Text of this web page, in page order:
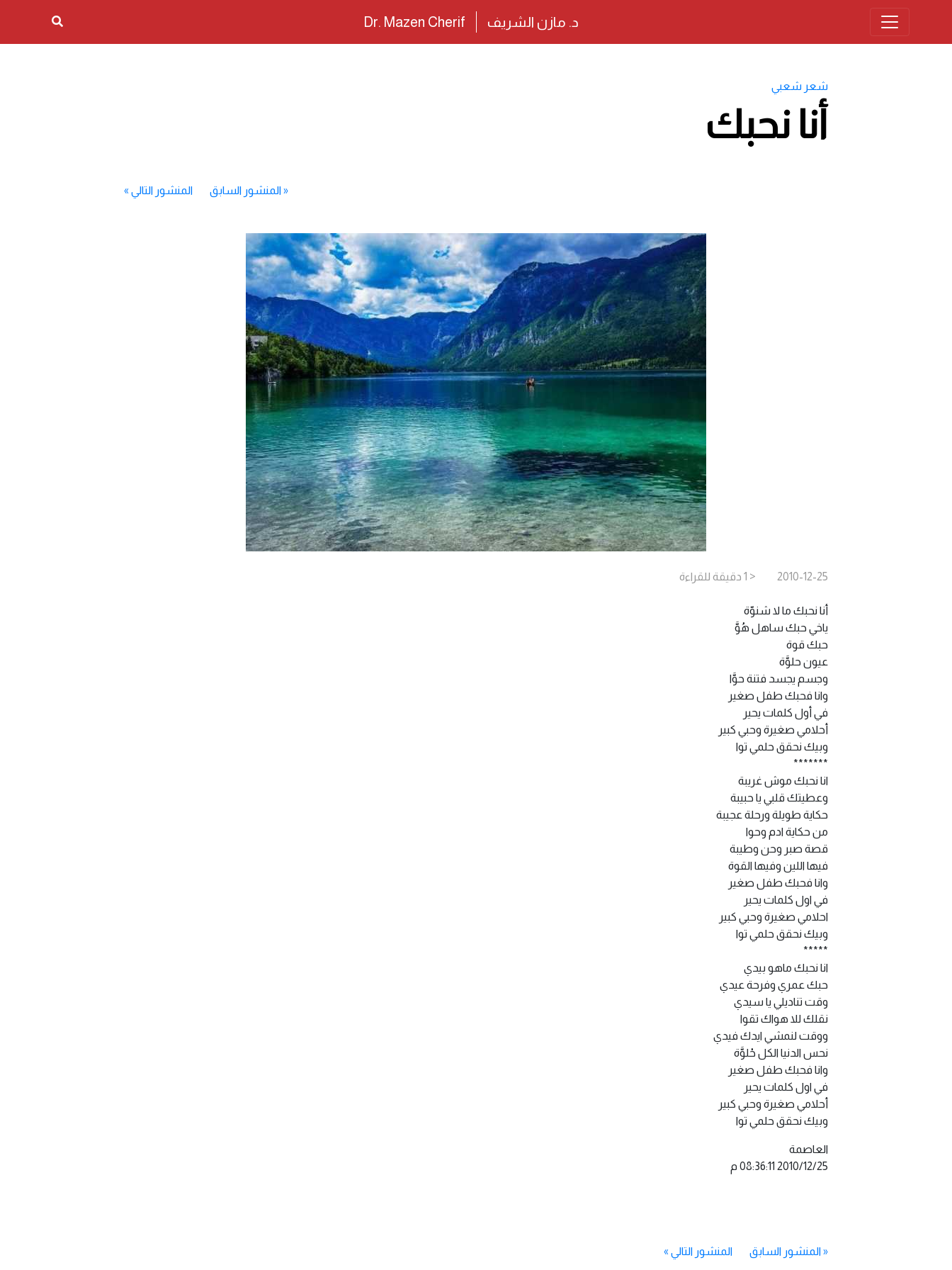
د. مازن الشريف Dr. Mazen Cherif
شعر شعبي
أنا نحبك
«المنشور السابق المنشور التالي »
2010-12-25
< 1 دقيقة للقراءة
أنا نحبك ما لا شنوّة
ياخي حبك ساهل هُوَّ
حبك قوة
عيون حلوَّة
وجسم يجسد فتنة حوَّا
وانا فحبك طفل صغير
في أول كلمات يحير
أحلامي صغيرة وحبي كبير
وبيك نحقق حلمي توا
*******
انا نحبك موش غريبة
وعطيتك قلبي يا حبيبة
حكاية طويلة ورحلة عجيبة
من حكاية ادم وحوا
قصة صبر وحن وطيبة
فيها اللين وفيها القوة
وانا فحبك طفل صغير
في اول كلمات يحير
احلامي صغيرة وحبي كبير
وبيك نحقق حلمي توا
*****
انا نحبك ماهو بيدي
حبك عمري وفرحة عيدي
وقت تناديلي يا سيدي
نقلك للا هواك تقوا
ووقت لنمشي ايدك فيدي
نحس الدنيا الكل حْلوَّة
وانا فحبك طفل صغير
في اول كلمات يحير
أحلامي صغيرة وحبي كبير
وبيك نحقق حلمي توا
العاصمة
«المنشور السابق المنشور التالي »